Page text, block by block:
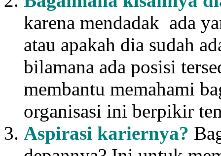
karena mendadak ada
atau apakah dia sudah
bilamana ada posisi
membantu memahami
organisasi ini berpikir
Aspirasi kariernya?